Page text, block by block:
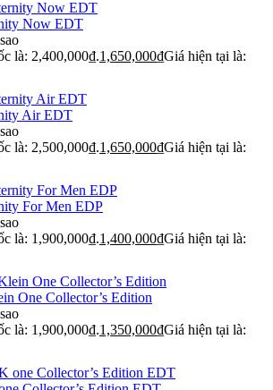
Now EDT
sao
là: 2,400,000₫.1,650,000₫Giá hiện tại là:
Air EDT
sao
là: 2,500,000₫.1,650,000₫Giá hiện tại là:
For Men EDP
sao
là: 1,900,000₫.1,400,000₫Giá hiện tại là:
One Collector’s Edition
sao
là: 1,900,000₫.1,350,000₫Giá hiện tại là: